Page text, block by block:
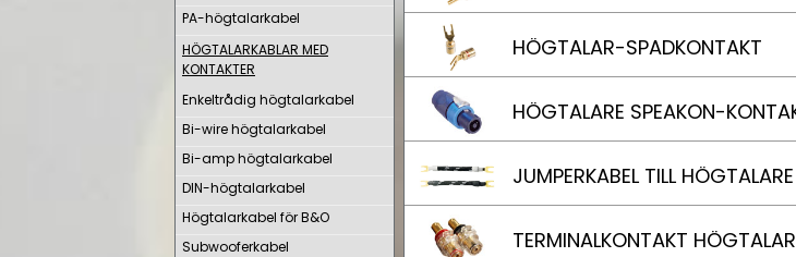
PA-högtalarkabel
HÖGTALARKABLAR MED
KONTAKTER
Enkeltrådig högtalarkabel
Bi-wire högtalarkabel
Bi-amp högtalarkabel
DIN-högtalarkabel
Högtalarkabel för B&O
Subwooferkabel
HÖGTALAR-SPADKONTAKT
HÖGTALARE SPEAKON-
JUMPERKABEL TILL HÖGTALARE
TERMINALKONTAKT